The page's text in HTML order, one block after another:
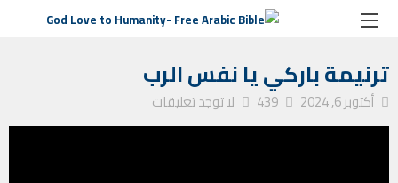
الصفحة الرئيسية ترانيم كنيسة ترنيمة باركي يا نفس الرب
ترنيمة باركي يا نفس الرب
أكتوبر 6, 2024 439 لا توجد تعليقات